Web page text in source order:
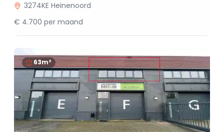
3274KE Heinenoord
€ 4.700 per maand
63m²